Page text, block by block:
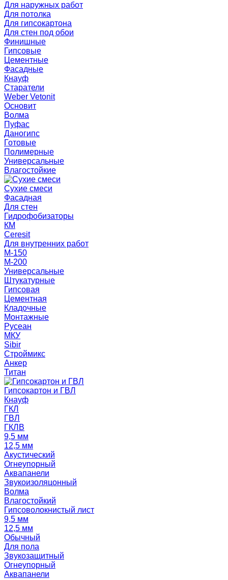
Для наружных работ
Для потолка
Для гипсокартона
Для стен под обои
Финишные
Гипсовые
Цементные
Фасадные
Кнауф
Старатели
Weber Vetonit
Основит
Волма
Пуфас
Даногипс
Готовые
Полимерные
Универсальные
Влагостойкие
Сухие смеси
Фасадная
Для стен
Гидрофобизаторы
КМ
Ceresit
Для внутренних работ
М-150
М-200
Универсальные
Штукатурные
Гипсовая
Цементная
Кладочные
Монтажные
Русеан
МКУ
Sibir
Строймикс
Анкер
Титан
Гипсокартон и ГВЛ
Кнауф
ГКЛ
ГВЛ
ГКЛВ
9,5 мм
12,5 мм
Акустический
Огнеупорный
Аквапанели
Звукоизоляцонный
Волма
Влагостойкий
Гипсоволокнистый лист
9,5 мм
12,5 мм
Обычный
Для пола
Звукозащитный
Огнеупорный
Аквапанели